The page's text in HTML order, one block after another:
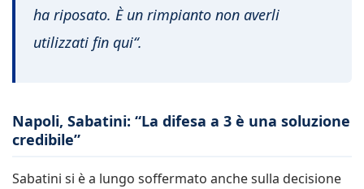
ha riposato. È un rimpianto non averli
utilizzati fin qui“.
Napoli, Sabatini: “La difesa a 3 è una soluzione
credibile”
Sabatini si è a lungo soffermato anche sulla decisione